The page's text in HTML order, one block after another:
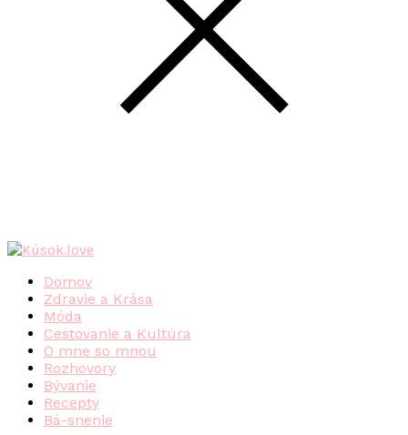
Domov
Zdravie a Krása
Móda
Cestovanie a Kultúra
O mne so mnou
Rozhovory
Bývanie
Recepty
Bá-snenie